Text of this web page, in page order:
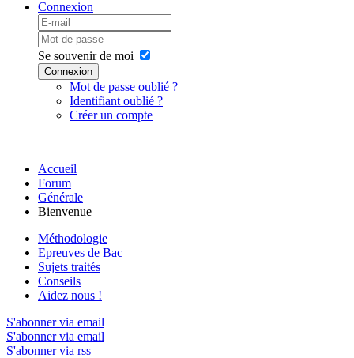
Connexion
Se souvenir de moi
Connexion
Mot de passe oublié ?
Identifiant oublié ?
Créer un compte
Accueil
Forum
Générale
Bienvenue
Méthodologie
Epreuves de Bac
Sujets traités
Conseils
Aidez nous !
S'abonner via email
S'abonner via email
S'abonner via rss